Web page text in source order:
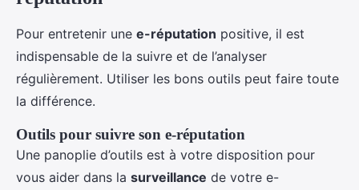
Pour entretenir une e-réputation positive, il est
indispensable de la suivre et de l’analyser
régulièrement. Utiliser les bons outils peut faire toute
la différence.
Outils pour suivre son e-réputation
Une panoplie d’outils est à votre disposition pour
vous aider dans la surveillance de votre e-